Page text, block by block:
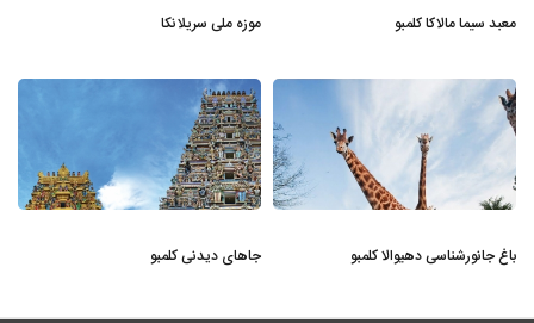
معبد سیما مالاکا کلمبو موزه ملی سریلانکا
باغ جانورشناسی دهیوالا کلمبو جاهای دیدنی کلمبو